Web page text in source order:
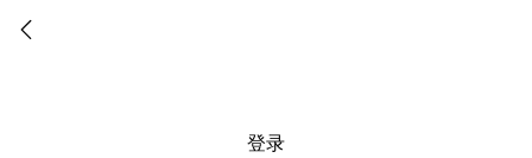
登录